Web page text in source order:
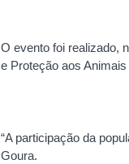
O evento foi realizado,
e Proteção aos
“A participação da
Goura.